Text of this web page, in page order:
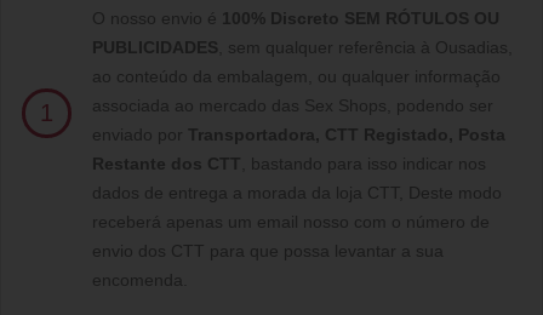
1
O nosso envio é 100% Discreto SEM RÓTULOS OU
PUBLICIDADES , sem qualquer referência à Ousadias,
ao conteúdo da embalagem, ou qualquer informação
associada ao mercado das Sex Shops, podendo ser
enviado por Transportadora, CTT Registado, Posta
Restante dos CTT , bastando para isso indicar nos
dados de entrega a morada da loja CTT, Deste modo
receberá apenas um email nosso com o número de
envio dos CTT para que possa levantar a sua
encomenda.